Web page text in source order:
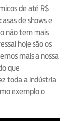
de até R$
de shows e
não tem mais
hoje são os
mais a nossa
que
toda a indústria
exemplo o